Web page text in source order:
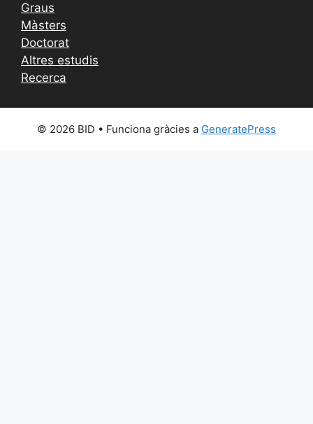
Graus
Màsters
Doctorat
Altres estudis
Recerca
© 2026 BID • Funciona gràcies a GeneratePress